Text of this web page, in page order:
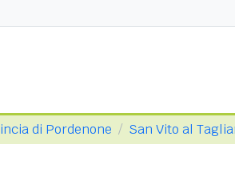
di Pordenone San Vito al